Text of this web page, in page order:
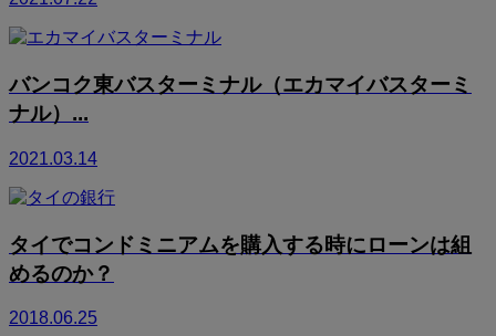
バンコク東バスターミナル（エカマイバスターミ
ナル）...
2021.03.14
タイでコンドミニアムを購入する時にローンは組
めるのか？
2018.06.25